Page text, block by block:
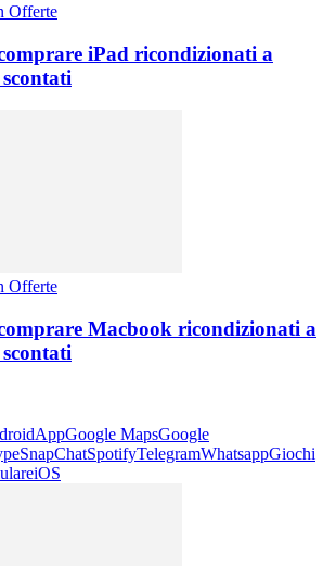
Offerte
iPad ricondizionati a
Offerte
Macbook ricondizionati a
AppGoogle MapsGoogle
SnapChatSpotifyTelegramWhatsappGiochi
iOS